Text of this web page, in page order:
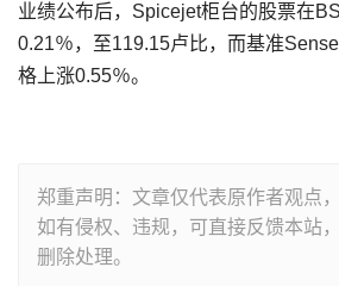
业绩公布后，Spicejet柜台的股票在
0.21％，至119.15卢比，而基准
格上涨0.55％。
郑重声明：文章仅代表原作者观点
如有侵权、违规，可直接反馈本站
删除处理。